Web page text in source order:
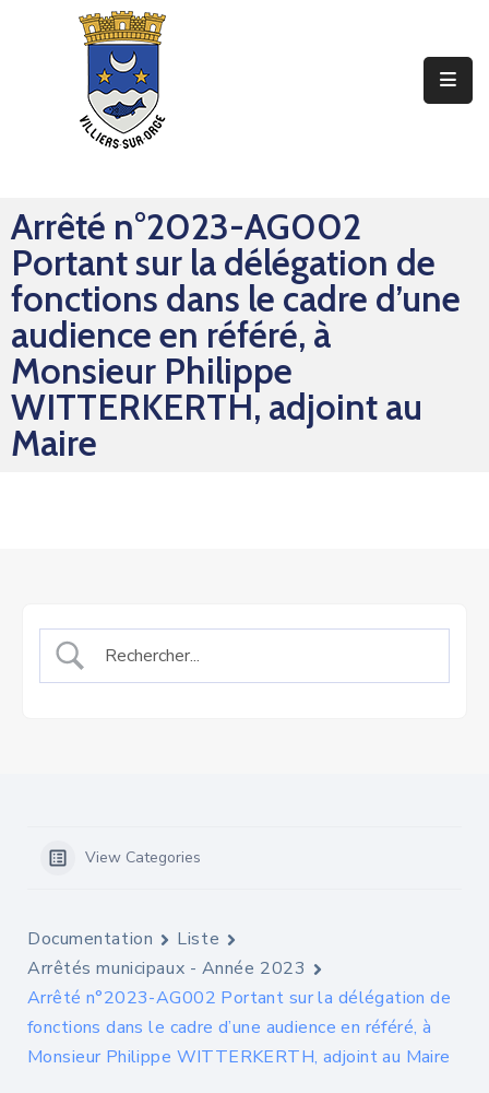
Mes
Sorties
Démarches
Contact
Arrêté n°2023-AG002
Portant sur la délégation de
fonctions dans le cadre d’une
audience en référé, à
Monsieur Philippe
WITTERKERTH, adjoint au
Maire
View Categories
Documentation
Liste
Arrêtés municipaux - Année 2023
Arrêté n°2023-AG002 Portant sur la délégation de
fonctions dans le cadre d’une audience en référé, à
Monsieur Philippe WITTERKERTH, adjoint au Maire